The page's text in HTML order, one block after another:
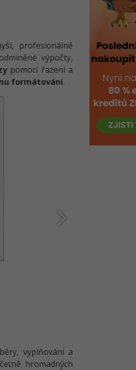
profesionálně
výpočty,
pomocí řazení a
formátování.
vyplňování a
hromadných